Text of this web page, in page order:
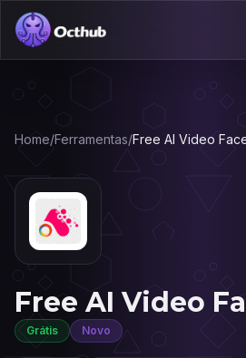
Home/Ferramentas/Free AI Video
Free AI Video
Grátis Novo